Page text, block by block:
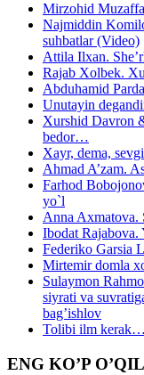
Mirzohid
Najmiddin
suhbatlar (Video)
Attila Ilxan.
Rajab Xolbek.
Abduhamid
Unutayin
Xurshid Davron
bedor…
Xayr, dema,
Ahmad A’zam.
Farhod
yo`l
Anna Axmatova.
Ibodat Rajabova.
Federiko Garsia
Mirtemir domla
Sulaymon
siyrati va
bag’ishlov
Tolibi ilm kerak…
ENG KO’P